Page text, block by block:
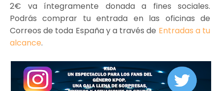
2€ va íntegramente donada a fines sociales.
Podrás comprar tu entrada en las oficinas de
Correos de toda España y a través de Entradas a tu
alcance.